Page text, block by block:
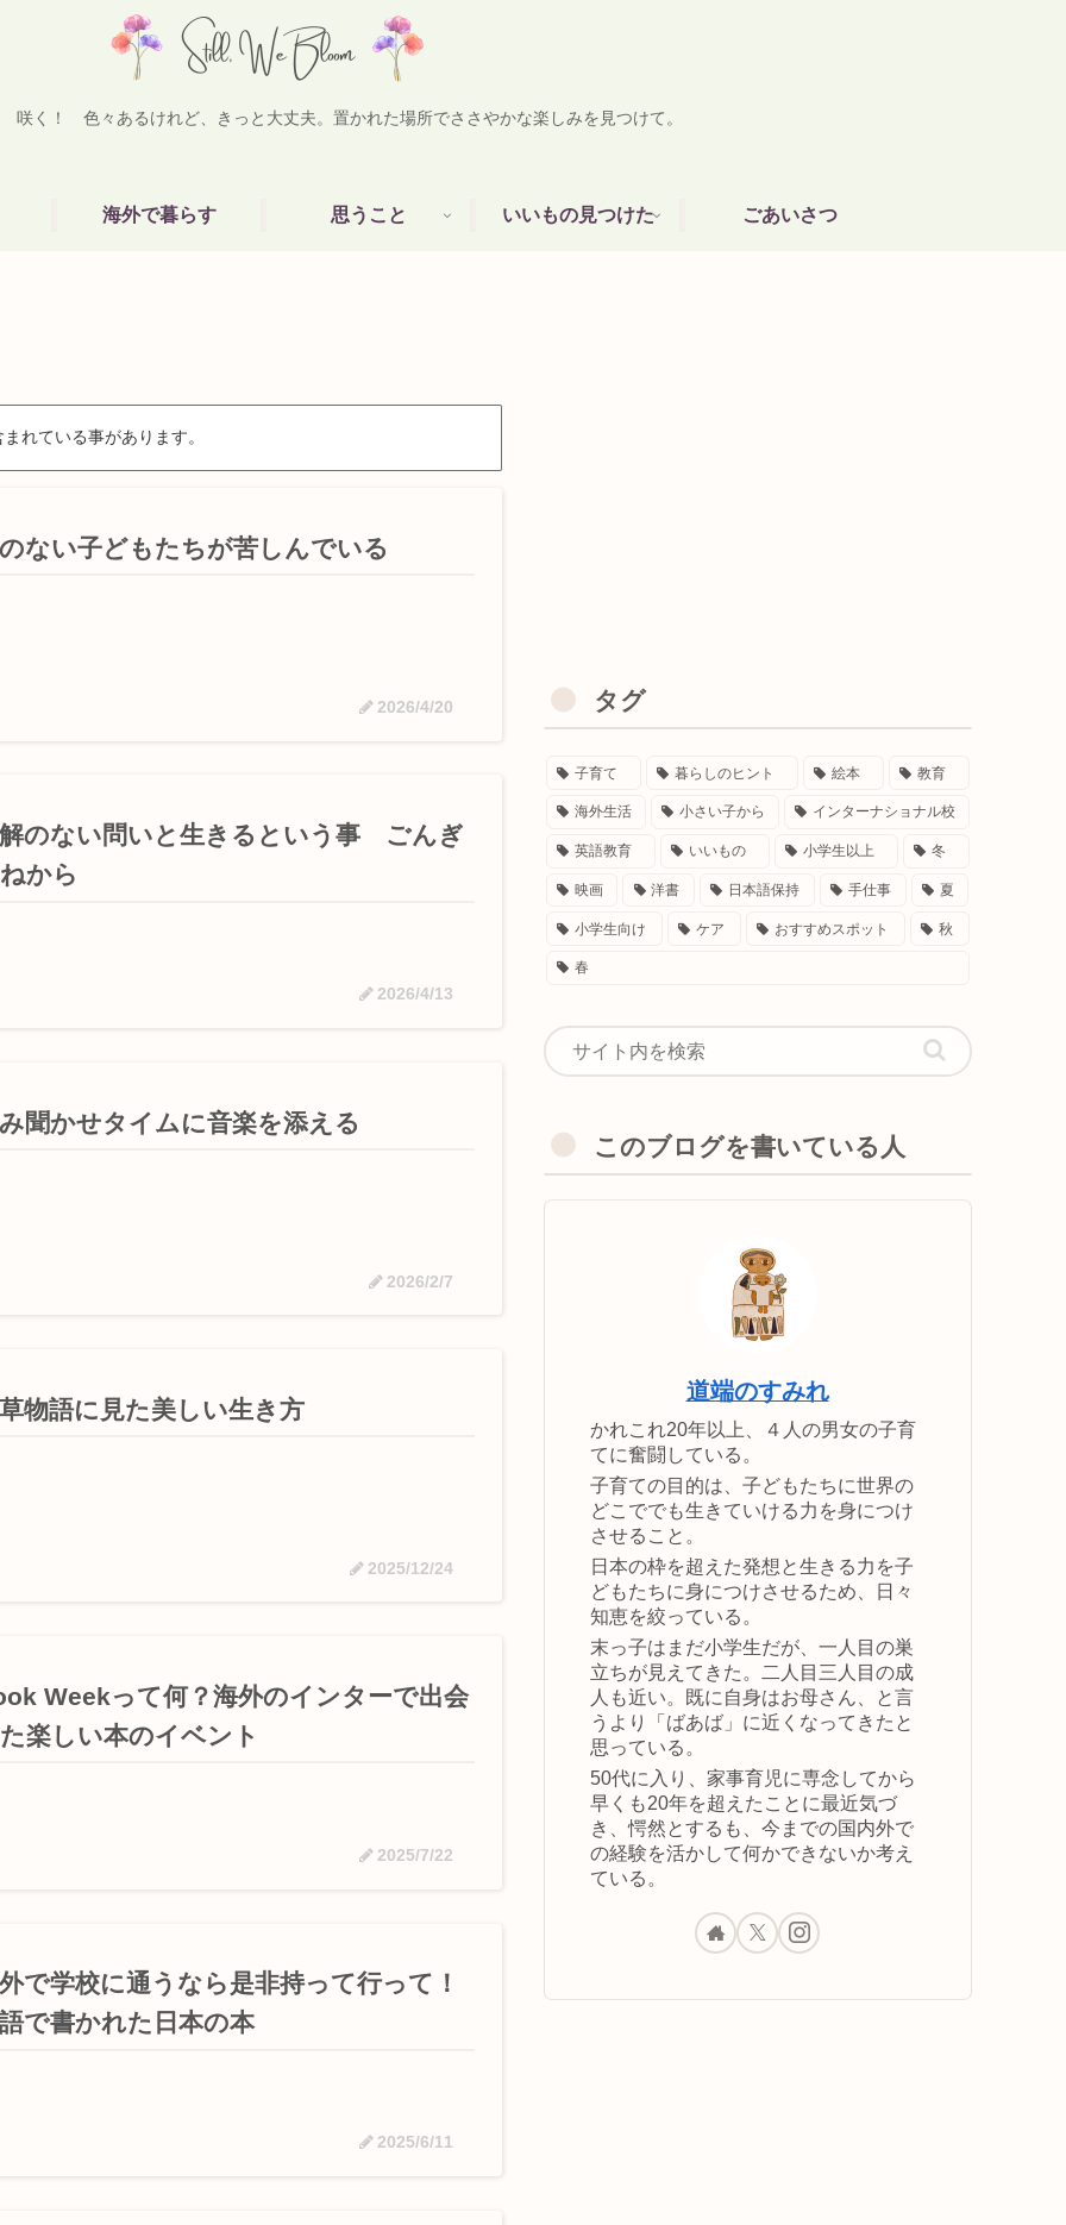
咲く！ 色々あるけれど、きっと大丈夫。置かれた場所でささやかな楽しみを見つけて。
海外で暮らす 思うこと いいもの見つけた ごあいさつ
れている事があります。
ない子どもたちが苦しんでいる
2026/4/20
のない問いと生きるという事 ごんぎ
から
2026/4/13
聞かせタイムに音楽を添える
2026/2/7
物語に見た美しい生き方
2025/12/24
Weekって何？海外のインターで出会
楽しい本のイベント
2025/7/22
で学校に通うなら是非持って行って！
で書かれた日本の本
2025/6/11
タグ
子育て 暮らしのヒント 絵本 教育
海外生活 小さい子から インターナショナル校
英語教育 いいもの 小学生以上 冬
映画 洋書 日本語保持 手仕事 夏
小学生向け ケア おすすめスポット 秋
春
このブログを書いている人
道端のすみれ
かれこれ20年以上、４人の男女の子育
てに奮闘している。
子育ての目的は、子どもたちに世界の
どこででも生きていける力を身につけ
させること。
日本の枠を超えた発想と生きる力を子
どもたちに身につけさせるため、日々
知恵を絞っている。
末っ子はまだ小学生だが、一人目の巣
立ちが見えてきた。二人目三人目の成
人も近い。既に自身はお母さん、と言
うより「ばあば」に近くなってきたと
思っている。
50代に入り、家事育児に専念してから
早くも20年を超えたことに最近気づ
き、愕然とするも、今までの国内外で
の経験を活かして何かできないか考え
ている。